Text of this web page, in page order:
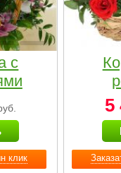
клик
с
5